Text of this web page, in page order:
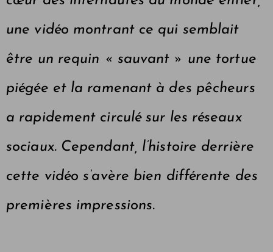
une vidéo montrant ce qui semblait
être un requin « sauvant » une tortue
piégée et la ramenant à des pêcheurs
a rapidement circulé sur les réseaux
sociaux. Cependant, l’histoire derrière
cette vidéo s’avère bien différente des
premières impressions.